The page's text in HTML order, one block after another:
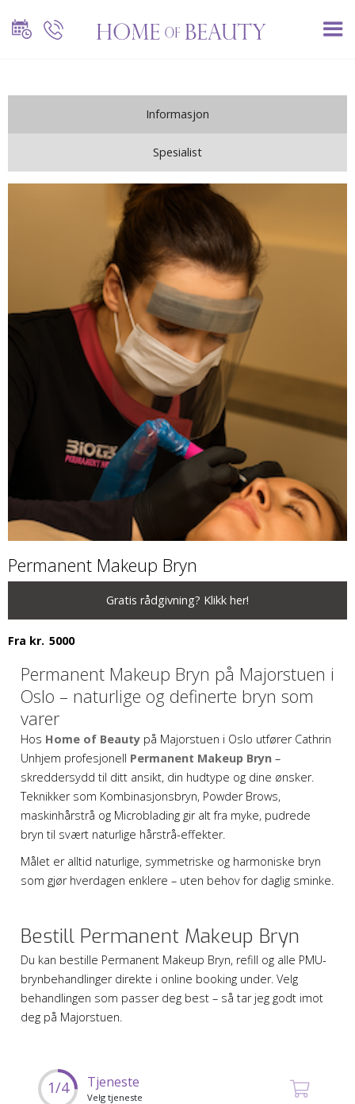
Informasjon
Spesialist
Permanent Makeup Bryn
Gratis rådgivning? Klikk her!
Fra kr. 5000
Permanent Makeup Bryn på Majorstuen i
Oslo – naturlige og definerte bryn som
varer
Hos Home of Beauty på Majorstuen i Oslo utfører Cathrin
Unhjem profesjonell Permanent Makeup Bryn –
skreddersydd til ditt ansikt, din hudtype og dine ønsker.
Teknikker som Kombinasjonsbryn, Powder Brows,
maskinhårstrå og Microblading gir alt fra myke, pudrede
bryn til svært naturlige hårstrå-effekter.
Målet er alltid naturlige, symmetriske og harmoniske bryn
som gjør hverdagen enklere – uten behov for daglig sminke.
Bestill Permanent Makeup Bryn
Du kan bestille Permanent Makeup Bryn, refill og alle PMU-
brynbehandlinger direkte i online booking under. Velg
behandlingen som passer deg best – så tar jeg godt imot
deg på Majorstuen.